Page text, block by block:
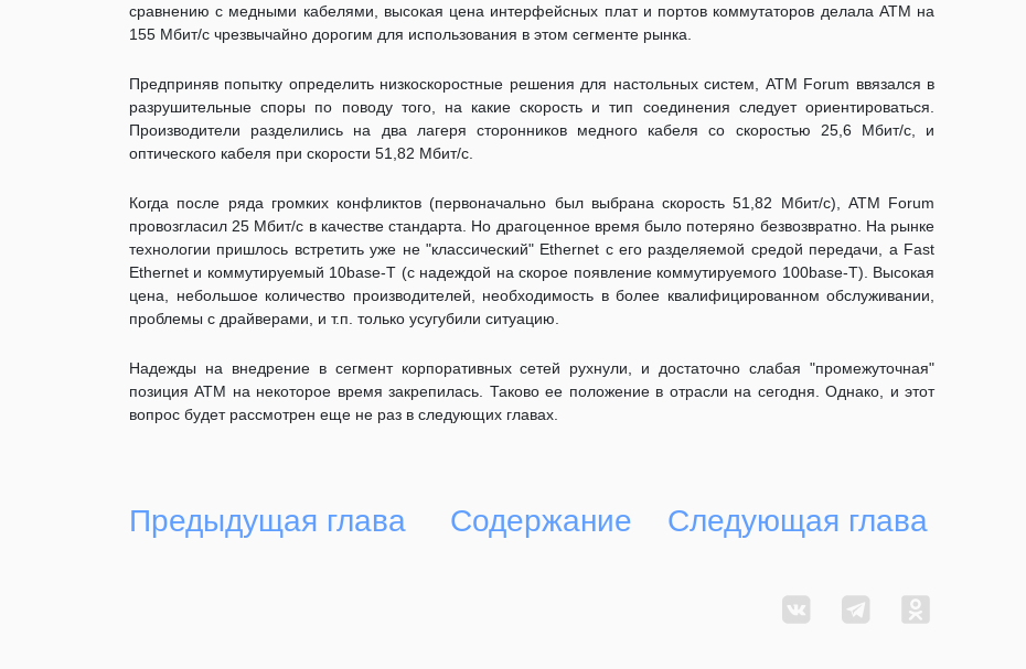
сравнению с медными кабелями, высокая цена интерфейсных плат и портов коммутаторов делала ATM на
155 Мбит/с чрезвычайно дорогим для использования в этом сегменте рынка.
Предприняв попытку определить низкоскоростные решения для настольных систем, ATM Forum ввязался в
разрушительные споры по поводу того, на какие скорость и тип соединения следует ориентироваться.
Производители разделились на два лагеря сторонников медного кабеля со скоростью 25,6 Мбит/с, и
оптического кабеля при скорости 51,82 Мбит/с.
Когда после ряда громких конфликтов (первоначально был выбрана скорость 51,82 Мбит/с), ATM Forum
провозгласил 25 Мбит/с в качестве стандарта. Но драгоценное время было потеряно безвозвратно. На рынке
технологии пришлось встретить уже не "классический" Ethernet с его разделяемой средой передачи, а Fast
Ethernet и коммутируемый 10base-T (с надеждой на скорое появление коммутируемого 100base-T). Высокая
цена, небольшое количество производителей, необходимость в более квалифицированном обслуживании,
проблемы с драйверами, и т.п. только усугубили ситуацию.
Надежды на внедрение в сегмент корпоративных сетей рухнули, и достаточно слабая "промежуточная"
позиция АТМ на некоторое время закрепилась. Таково ее положение в отрасли на сегодня. Однако, и этот
вопрос будет рассмотрен еще не раз в следующих главах.
Предыдущая глава Содержание Следующая глава